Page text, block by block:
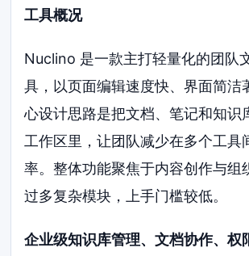
工具概况
Nuclino 是一款主打轻量化的团队
具，以页面编辑速度快、界面简洁
心设计思路是把文档、笔记和知识
工作区里，让团队减少在多个工具
率。整体功能聚焦于内容创作与组
过多复杂模块，上手门槛较低。
企业级知识库管理、文档协作、权